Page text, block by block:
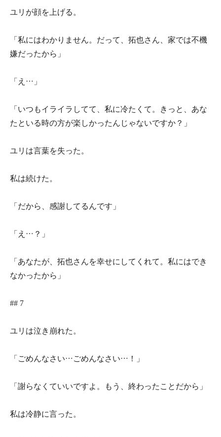
ユリが顔を上げる。
「私にはわかりません。だって、拓也さん、家では不機
嫌だったから」
「え…」
「いつもイライラしてて、私に冷たくて。きっと、あな
たといる時の方が楽しかったんじゃないですか？」
ユリは言葉を失った。
私は続けた。
「だから、感謝してるんです」
「え…？」
「あなたが、拓也さんを幸せにしてくれて。私にはでき
なかったから」
## 7
ユリは泣き崩れた。
「ごめんなさい…ごめんなさい…！」
「謝らなくていいですよ。もう、終わったことだから」
私は冷静に言った。